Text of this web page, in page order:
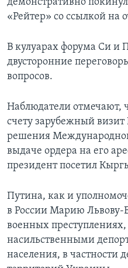
демонстративно
«Рейтер» со ссылкой на
В кулуарах форума Си и
двусторонние
вопросов.
Наблюдатели отмечают,
счету зарубежный
решения
выдаче ордера на его
президент посетил
Путина, как и
в России Марию Львову-
военных
насильственными
населения, в частности